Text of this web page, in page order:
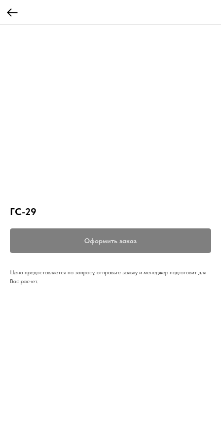
ГС-29
Оформить заказ
Цена предоставляется по запросу, отправьте заявку и менеджер подготовит для
Вас расчет.